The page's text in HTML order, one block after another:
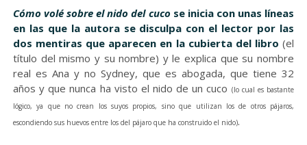
Cómo volé sobre el nido del cuco se inicia con unas líneas
en las que la autora se disculpa con el lector por las
dos mentiras que aparecen en la cubierta del libro (el
título del mismo y su nombre) y le explica que su nombre
real es Ana y no Sydney, que es abogada, que tiene 32
años y que nunca ha visto el nido de un cuco (lo cual es bastante
lógico, ya que no crean los suyos propios, sino que utilizan los de otros pájaros,
escondiendo sus huevos entre los del pájaro que ha construido el nido).